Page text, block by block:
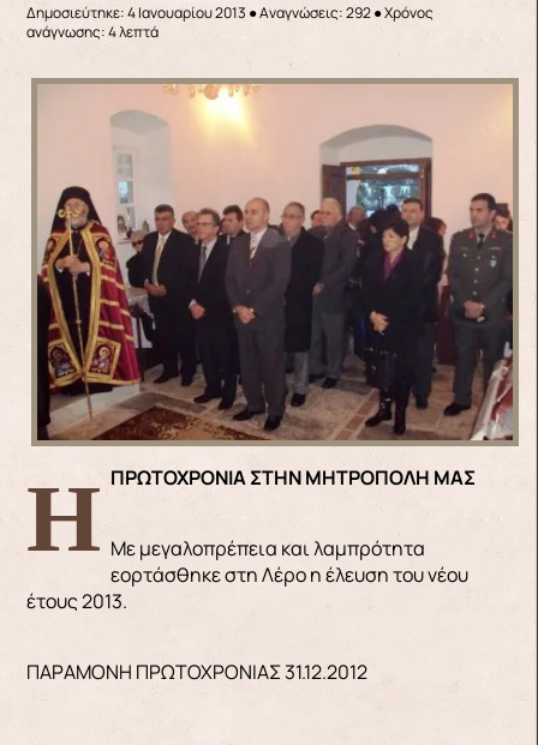
Δημοσιεύτηκε: 4 Ιανουαρίου 2013 ●Αναγνώσεις: 292● Χρόνος
ανάγνωσης: 4 λεπτά
Η ΠΡΩΤΟΧΡΟΝΙΑ ΣΤΗΝ ΜΗΤΡΟΠΟΛΗ ΜΑΣ
Με μεγαλοπρέπεια και λαμπρότητα
εορτάσθηκε στη Λέρο η έλευση του νέου
έτους 2013.
ΠΑΡΑΜΟΝΗ ΠΡΩΤΟΧΡΟΝΙΑΣ 31.12.2012